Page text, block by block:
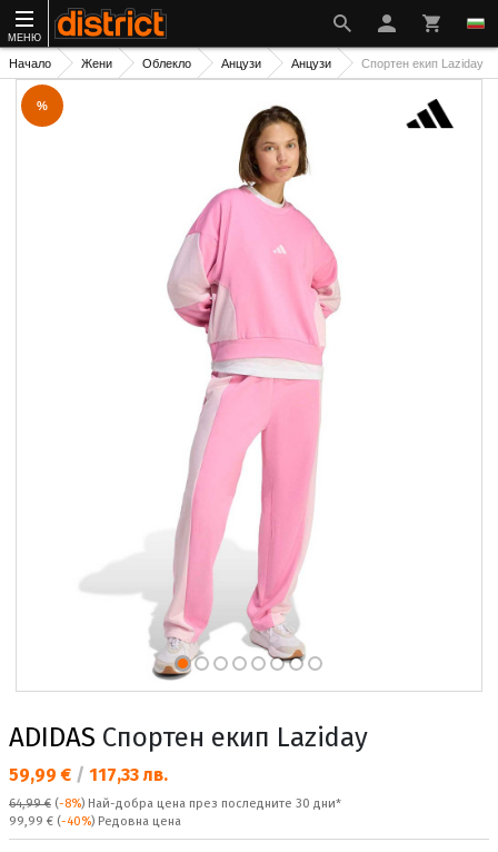
МЕНЮ
Начало Жени Облекло Анцузи Анцузи Спортен екип Laziday
%
ADIDAS Спортен екип Laziday
Текуща цена:
59,99 € / 117,33 лв.
64,99 € (-8%) Най-добра цена през последните 30 дни*
Редовна цена:
99,99 € (-40%) Редовна цена